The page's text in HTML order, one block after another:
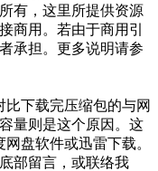
有，这里所提供资源
商用。若由于商用引
承担。更多说明请参
下载完压缩包的与网
量则是这个原因。这
盘软件或迅雷下载。
部留言，或联络我